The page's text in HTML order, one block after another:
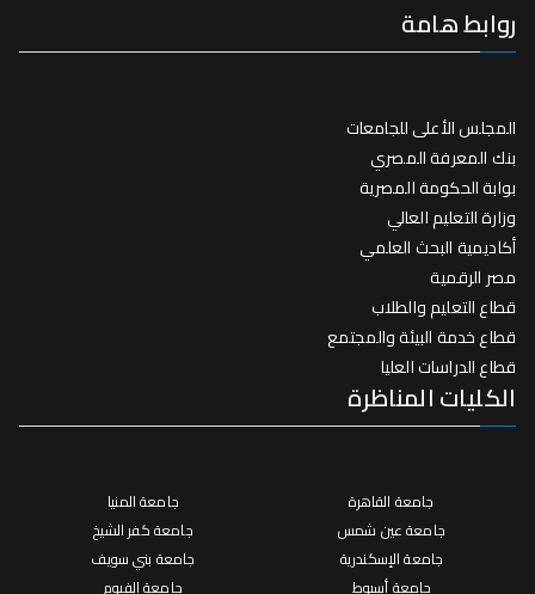
روابط هامة
المجلس الأعلى للجامعات
بنك المعرفة المصري
بوابة الحكومة المصرية
وزارة التعليم العالي
أكاديمية البحث العلمي
مصر الرقمية
قطاع التعليم والطلاب
قطاع خدمة البيئة والمجتمع
قطاع الدراسات العليا
الكليات المناظرة
جامعة القاهرة
جامعة عين شمس
جامعة الإسكندرية
جامعة أسيوط
جامعة المنيا
جامعة كفر الشيخ
جامعة بني سويف
جامعة الفيوم